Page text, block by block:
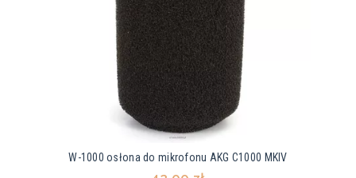
W-1000 osłona do mikrofonu AKG C1000 MKIV